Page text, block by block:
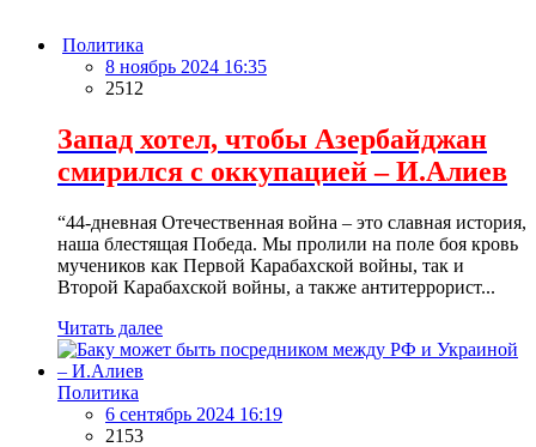
Политика
8 ноябрь 2024 16:35
2512
Запад хотел, чтобы Азербайджан
смирился с оккупацией – И.Алиев
“44-дневная Отечественная война – это славная история,
наша блестящая Победа. Мы пролили на поле боя кровь
мучеников как Первой Карабахской войны, так и
Второй Карабахской войны, а также антитеррорист...
Читать далее
Политика
6 сентябрь 2024 16:19
2153